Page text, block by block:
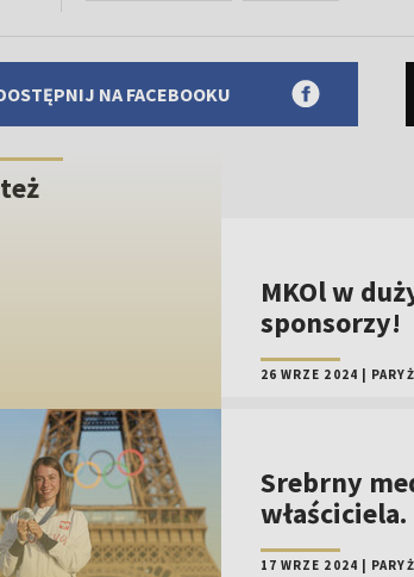
NA FACEBOOKU
MKOl w
sponsorzy!
26 WRZE 2024
Srebrny
17 WRZE 2024